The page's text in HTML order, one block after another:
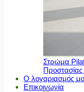
Στρώμα
Προστασίας
Ο λογαριασμός
Επικοινωνία